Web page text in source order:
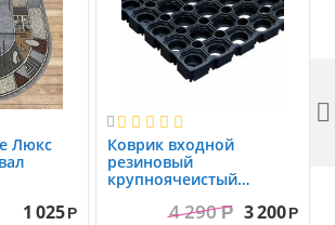
Люкс
1 025 Р

Коврик вxодной
резиновый
крупноячеистый
1.0x1.5 м4 290 Р 3 200 Р
